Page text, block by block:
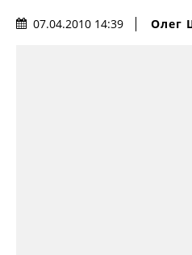
07.04.2010 14:39 Олег